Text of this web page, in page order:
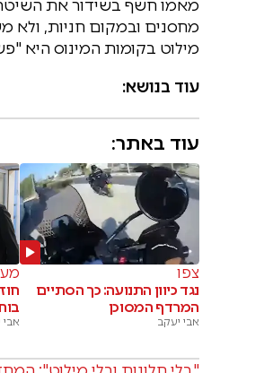
מאמו חשף בשידור את השיטה
מחסנים ובמקום חניות, ולא
מילוט בקומות המינוס היא
עוד בנושא:
עוד באתר:
צפו
נגד כיוון התנועה: כך הסתיים
המרדף המסוכן
אבי יעקב אבי